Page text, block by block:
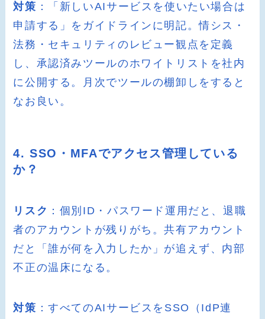
対策 ：「新しいAIサービスを使いたい場合は
申請する」をガイドラインに明記。情シス・
法務・セキュリティのレビュー観点を定義
し、承認済みツールのホワイトリストを社内
に公開する。月次でツールの棚卸しをすると
なお良い。
4. SSO・MFAでアクセス管理している
か？
リスク ：個別ID・パスワード運用だと、退職
者のアカウントが残りがち。共有アカウント
だと「誰が何を入力したか」が追えず、内部
不正の温床になる。
対策 ：すべてのAIサービスをSSO（IdP連